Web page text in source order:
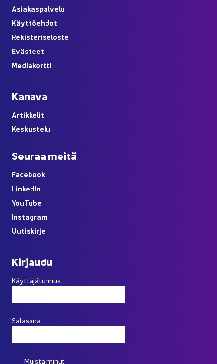
Asia­kas­pal­ve­lu
Käyt­tö­eh­dot
Re­kis­te­ri­se­los­te
Eväs­teet
Me­dia­kort­ti
Ka­na­va
Ar­tik­ke­lit
Kes­kus­te­lu
Seu­raa meitä
Face­book
Lin­ke­dIn
YouTube
Ins­ta­gram
Uu­tis­kir­je
Kir­jau­du
Käyttäjätunnus
Salasana
Muista minut